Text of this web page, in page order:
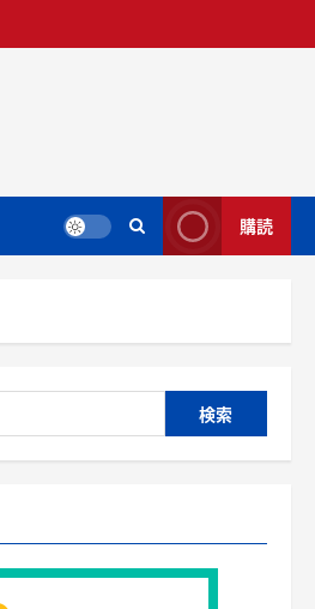
購読